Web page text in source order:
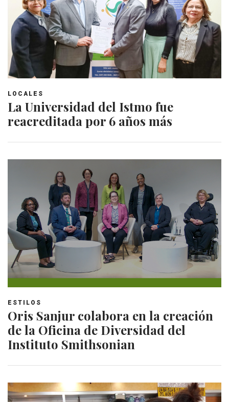
LOCALES
La Universidad del Istmo fue
reacreditada por 6 años más
ESTILOS
Oris Sanjur colabora en la creación
de la Oficina de Diversidad del
Instituto Smithsonian